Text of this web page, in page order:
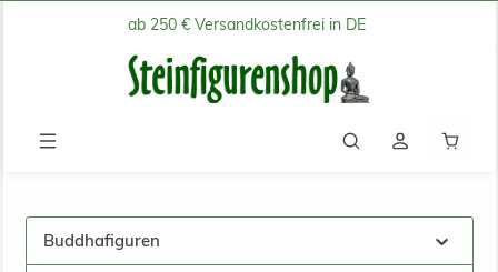
Zum Hauptinhalt springenab 250 € Versandkostenfrei in DE
Buddhafiguren